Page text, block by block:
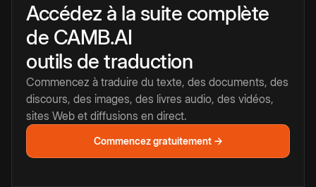
Accédez à la suite complète
de CAMB.AI
outils de traduction
Commencez à traduire du texte, des documents, des
discours, des images, des livres audio, des vidéos,
sites Web et diffusions en direct.
Commencez gratuitement →